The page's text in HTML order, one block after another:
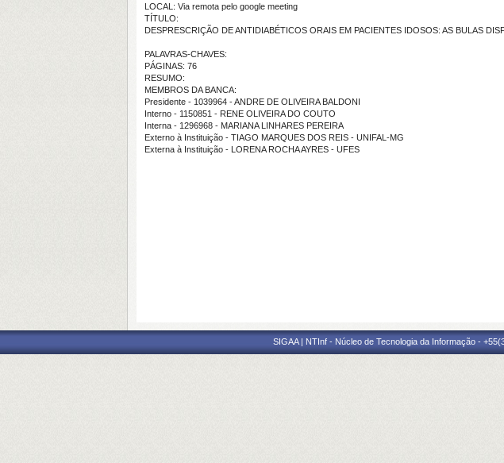
LOCAL: Via remota pelo google meeting
TÍTULO:
DESPRESCRIÇÃO DE ANTIDIABÉTICOS ORAIS EM PACIENTES IDOSOS: AS BULAS
PALAVRAS-CHAVES:
PÁGINAS: 76
RESUMO:
MEMBROS DA BANCA:
Presidente - 1039964 - ANDRE DE OLIVEIRA BALDONI
Interno - 1150851 - RENE OLIVEIRA DO COUTO
Interna - 1296968 - MARIANA LINHARES PEREIRA
Externo à Instituição - TIAGO MARQUES DOS REIS - UNIFAL-MG
Externa à Instituição - LORENA ROCHA AYRES - UFES
SIGAA | NTInf - Núcleo de Tecnologia da Informação -